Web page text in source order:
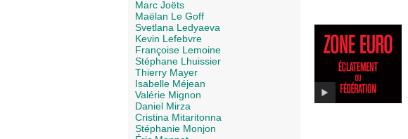
Marc Joëts
Maëlan Le Goff
Svetlana Ledyaeva
Kevin Lefebvre
Françoise Lemoine
Stéphane Lhuissier
Thierry Mayer
Isabelle Méjean
Valérie Mignon
Daniel Mirza
Cristina Mitaritonna
Stéphanie Monjon